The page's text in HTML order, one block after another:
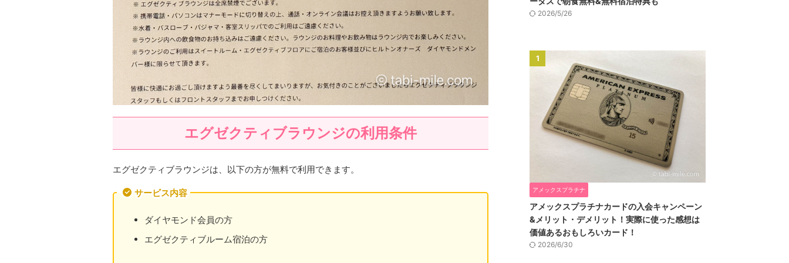
エグゼクティブラウンジの利用条件
エグゼクティブラウンジは、以下の方が無料で利用できます。
サービス内容
ダイヤモンド会員の方
エグゼクティブルーム宿泊の方
2026/5/26
1
アメックスプラチナ
アメックスプラチナカードの入会キャンペーン
&メリット・デメリット！実際に使った感想は
価値あるおもしろいカード！
2026/6/30